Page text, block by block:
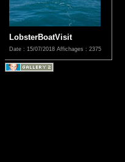
LobsterBoatVisit
Date : 15/07/2018 Affichages : 2375